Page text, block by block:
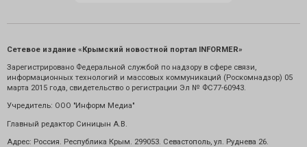
Сетевое издание «Крымский новостной портал INFORMER»
Зарегистрировано Федеральной службой по надзору в сфере связи,
информационных технологий и массовых коммуникаций (Роскомнадзор) 05
марта 2015 года, свидетельство о регистрации Эл № ФС77-60943.
Учредитель: ООО "Информ Медиа"
Главный редактор Синицын А.В.
Адрес: Россия. Республика Крым. 299053. Севастополь, ул. Руднева 26.